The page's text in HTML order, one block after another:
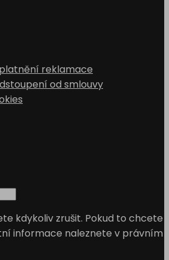
reklamace
od smlouvy
kdykoliv zrušit. Pokud to chcete
informace naleznete v právním